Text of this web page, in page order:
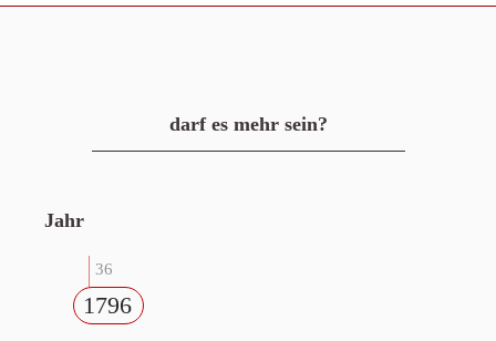
darf es mehr sein?
Jahr
36
1796